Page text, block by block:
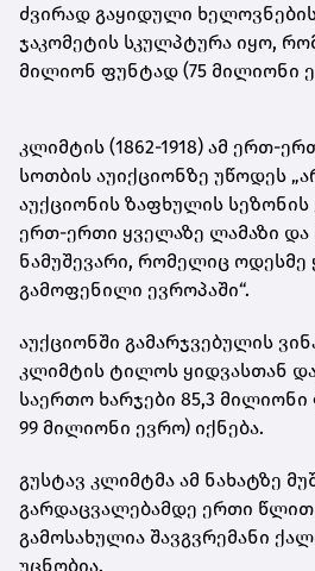
ძვირად გაყიდული
ჯაკომეტის სკულპტურა იყო,
მილიონ ფუნტად (75 მილიონი
კლიმტის (1862-1918) ამ ერთ-
სოთბის აუიქციონზე უწოდეს
აუქციონის ზაფხულის სეზონის
ერთ-ერთი ყველაზე ლამაზი და
ნამუშევარი, რომელიც
გამოფენილი ევროპაში“.
აუქციონში გამარჯვებულის
კლიმტის ტილოს ყიდვასთან
საერთო ხარჯები 85,3
99 მილიონი ევრო) იქნება.
გუსტავ კლიმტმა ამ ნახატზე
გარდაცვალებამდე ერთი წლით
გამოსახულია შავგვრემანი
უცნობია.